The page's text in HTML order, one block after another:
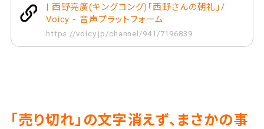
| 西野亮廣(キングコング)「西野さんの朝礼」/
Voicy - 音声プラットフォーム
https://voicy.jp/channel/941/7196839
「売り切れ」の文字消えず、まさかの事